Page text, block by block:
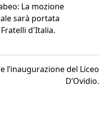
La mozione
sarà portata
d'Italia.
l’inaugurazione del Liceo
D’Ovidio.